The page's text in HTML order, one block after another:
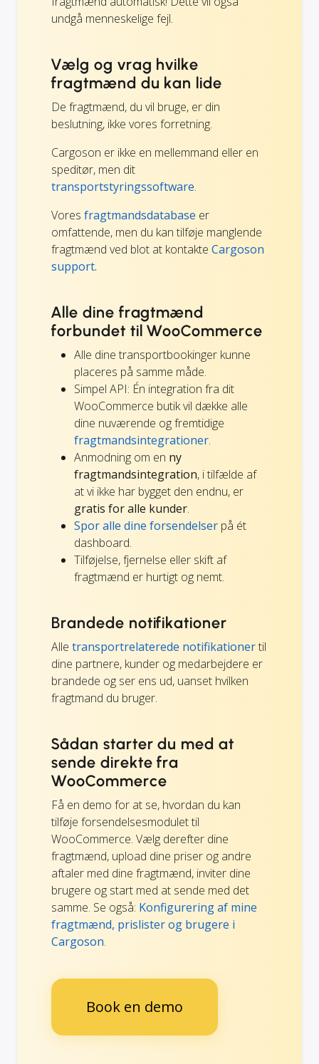
undgå menneskelige fejl.
Vælg og vrag hvilke
fragtmænd du kan lide
De fragtmænd, du vil bruge, er din
beslutning, ikke vores forretning.
Cargoson er ikke en mellemmand eller en
speditør, men dit
transportstyringssoftware.
Vores fragtmandsdatabase er
omfattende, men du kan tilføje manglende
fragtmænd ved blot at kontakte Cargoson
support.
Alle dine fragtmænd
forbundet til WooCommerce
Alle dine transportbookinger kunne
placeres på samme måde.
Simpel API: Én integration fra dit
WooCommerce butik vil dække alle
dine nuværende og fremtidige
fragtmandsintegrationer.
Anmodning om en ny
fragtmandsintegration, i tilfælde af
at vi ikke har bygget den endnu, er
gratis for alle kunder.
Spor alle dine forsendelser på ét
dashboard.
Tilføjelse, fjernelse eller skift af
fragtmænd er hurtigt og nemt.
Brandede notifikationer
Alle transportrelaterede notifikationertil
dine partnere, kunder og medarbejdere er
brandede og ser ens ud, uanset hvilken
fragtmand du bruger.
Sådan starter du med at
sende direkte fra
WooCommerce
Få en demo for at se, hvordan du kan
tilføje forsendelsesmodulet til
WooCommerce. Vælg derefter dine
fragtmænd, upload dine priser og andre
aftaler med dine fragtmænd, inviter dine
brugere og start med at sende med det
samme. Se også: Konfigurering af mine
fragtmænd, prislister og brugere i
Cargoson.
Book en demo